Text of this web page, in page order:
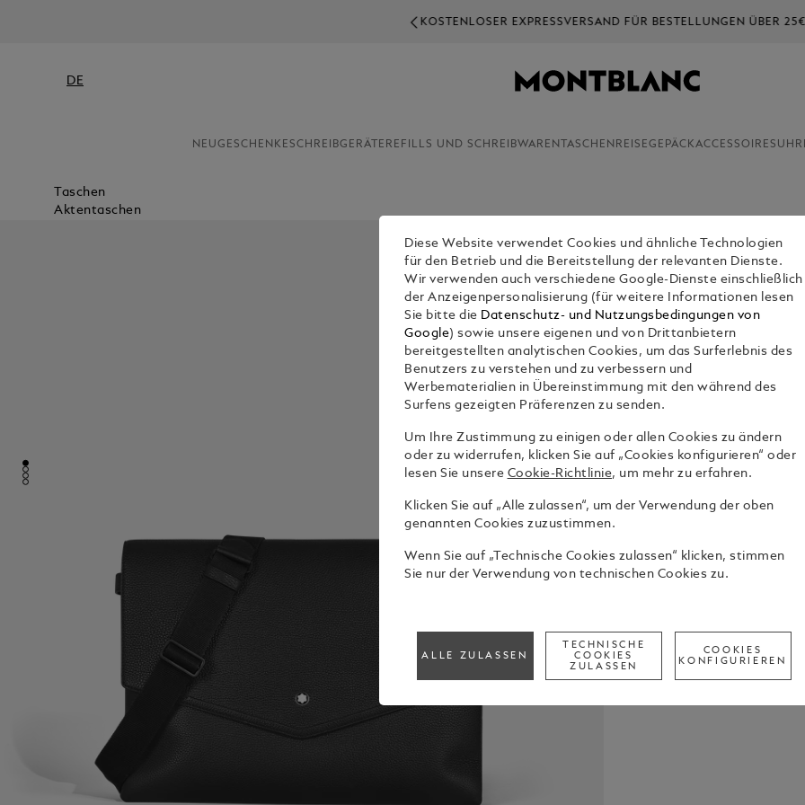
KOSTENLOSER EXPRESSVERSAND FÜR BESTELLUNGEN ÜBER 25€
DE
NEUGESCHENKESCHREIBGERÄTE REFILLS UND SCHREIBWAREN TASCHEN REISEGEPÄCKACCESSOIRES
Taschen
Aktentaschen
€ 2,000.00
Mit ihrer
kompakte
Logo in der
genarbtem
darunter
Alle
Call
Diese Website verwendet Cookies und ähnliche Technologien
für den Betrieb und die Bereitstellung der relevanten Dienste.
Wir verwenden auch verschiedene Google-Dienste einschließlich
der Anzeigenpersonalisierung (für weitere Informationen lesen
Sie bitte die
Datenschutz- und Nutzungsbedingungen von
Google) sowie unsere eigenen und von Drittanbietern
bereitgestellten analytischen Cookies, um das Surferlebnis des
Benutzers zu verstehen und zu verbessern und
Werbematerialien in Übereinstimmung mit den während des
Surfens gezeigten Präferenzen zu senden.
Um Ihre Zustimmung zu einigen oder allen Cookies zu ändern
oder zu widerrufen, klicken Sie auf „Cookies konfigurieren“ oder
lesen Sie unsere Cookie-Richtlinie, um mehr zu erfahren.
Klicken Sie auf „Alle zulassen“, um der Verwendung der oben
genannten Cookies zuzustimmen.
Wenn Sie auf „Technische Cookies zulassen“ klicken, stimmen
Sie nur der Verwendung von technischen Cookies zu.
ALLE ZULASSEN
TECHNISCHE
COOKIES
ZULASSEN
COOKIES
KONFIGURIEREN